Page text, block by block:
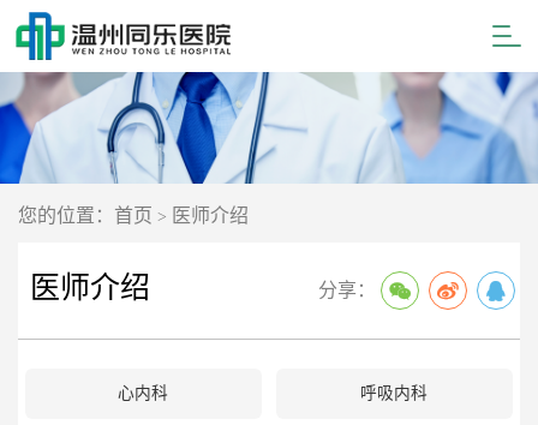
您的位置：首页 > 医师介绍
医师介绍 分享：
心内科 呼吸内科